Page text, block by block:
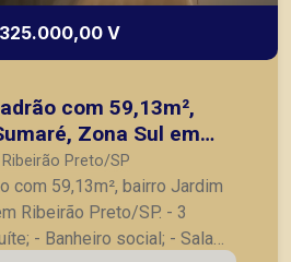
V
com 59,13m²,
Zona Sul em
Preto/SP
com 59,13m², bairro Jardim
Ribeirão Preto/SP. - 3
- Banheiro social; - Sala